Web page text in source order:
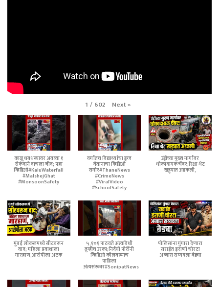
1 / 602 Next»
काळू धबधब्यावर अवघ्या १
सेकंदाने वाचला जीव; पहा
व्हिडिओ#KaluWaterfall
#MalshejGhat
#MonsoonSafety
वर्गातच विद्यार्थ्याचा ड्रग्ज
घेतानाचा व्हिडिओ
समोर#ThaneNews
#CrimeNews
#ViralVideo
#SchoolSafety
उंड्रीच्या मुख्य मार्गावर
धोकादायक चेंबर;रिक्षा थेट
खड्ड्यात अडकली,
मुंबई लोकलमध्ये सीटवरून
वाद; महिला प्रवाशाला
मारहाण,आरोपीला अटक
५,१०१ पाठवते अंत्यविधी
तुम्हीच उरका;निर्दयी पोरींनी
व्हिडिओ कॉलवरूनच
पाहिला
अंत्यसंस्कार#SonipatNews
पोलिसांना गुंगारा देणारा
सराईत इराणी चोरटा
अब्बास सय्यदला बेड्या